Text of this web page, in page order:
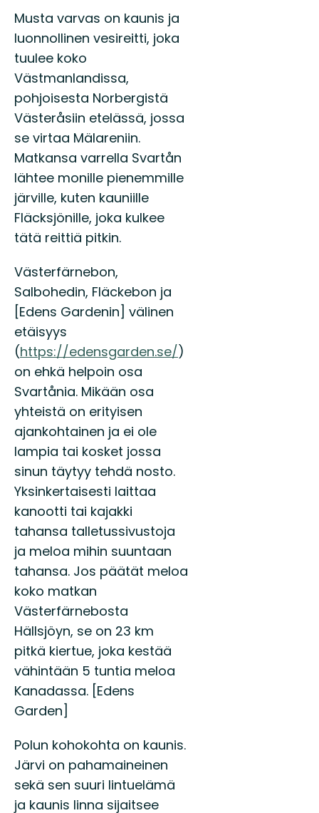
Musta varvas on kaunis ja
luonnollinen vesireitti, joka
tuulee koko
Västmanlandissa,
pohjoisesta Norbergistä
Västeråsiin etelässä, jossa
se virtaa Mälareniin.
Matkansa varrella Svartån
lähtee monille pienemmille
järville, kuten kauniille
Fläcksjönille, joka kulkee
tätä reittiä pitkin.
Västerfärnebon,
Salbohedin, Fläckebon ja
[Edens Gardenin] välinen
etäisyys
(https://edensgarden.se/)
on ehkä helpoin osa
Svartånia. Mikään osa
yhteistä on erityisen
ajankohtainen ja ei ole
lampia tai kosket jossa
sinun täytyy tehdä nosto.
Yksinkertaisesti laittaa
kanootti tai kajakki
tahansa talletussivustoja
ja meloa mihin suuntaan
tahansa. Jos päätät meloa
koko matkan
Västerfärnebosta
Hällsjöyn, se on 23 km
pitkä kiertue, joka kestää
vähintään 5 tuntia meloa
Kanadassa. [Edens
Garden]
Polun kohokohta on kaunis.
Järvi on pahamaineinen
sekä sen suuri lintuelämä
ja kaunis linna sijaitsee